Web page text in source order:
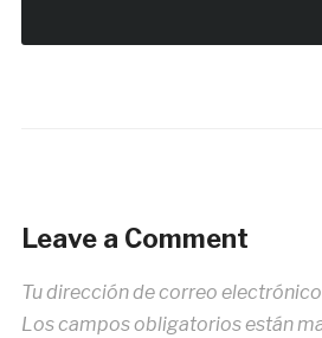
Leave a Comment
Tu dirección de correo
Los campos obligatorios están